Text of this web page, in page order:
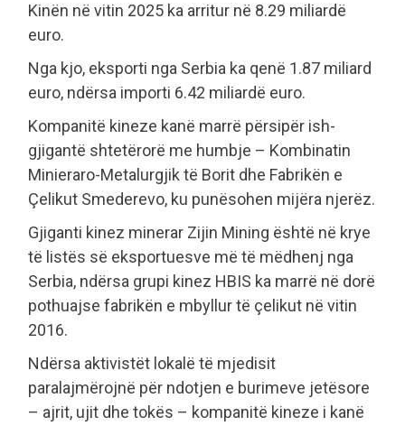
Kinën në vitin 2025 ka arritur në 8.29 miliardë
euro.
Nga kjo, eksporti nga Serbia ka qenë 1.87 miliard
euro, ndërsa importi 6.42 miliardë euro.
Kompanitë kineze kanë marrë përsipër ish-
gjigantë shtetërorë me humbje – Kombinatin
Minieraro-Metalurgjik të Borit dhe Fabrikën e
Çelikut Smederevo, ku punësohen mijëra njerëz.
Gjiganti kinez minerar Zijin Mining është në krye
të listës së eksportuesve më të mëdhenj nga
Serbia, ndërsa grupi kinez HBIS ka marrë në dorë
pothuajse fabrikën e mbyllur të çelikut në vitin
2016.
Ndërsa aktivistët lokalë të mjedisit
paralajmërojnë për ndotjen e burimeve jetësore
– ajrit, ujit dhe tokës – kompanitë kineze i kanë